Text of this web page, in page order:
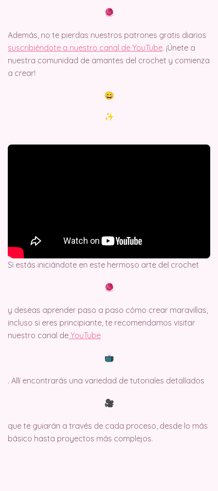
Además, no te pierdas nuestros patrones gratis diarios
suscribiéndote a nuestro canal de YouTube. ¡Únete a
nuestra comunidad de amantes del crochet y comienza
a crear!
Si estás iniciándote en este hermoso arte del crochet
y deseas aprender paso a paso cómo crear maravillas,
incluso si eres principiante, te recomendamos visitar
nuestro canal de YouTube
. Allí encontrarás una variedad de tutoriales detallados
que te guiarán a través de cada proceso, desde lo más
básico hasta proyectos más complejos.